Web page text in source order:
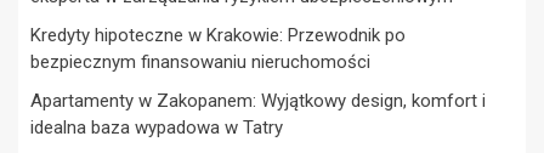
Kredyty hipoteczne w Krakowie: Przewodnik po
bezpiecznym finansowaniu nieruchomości
Apartamenty w Zakopanem: Wyjątkowy design, komfort i
idealna baza wypadowa w Tatry